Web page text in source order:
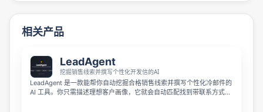
相关产品
LeadAgent
挖掘销售线索并撰写个性化开发信的AI
LeadAgent 是一款能帮你自动挖掘合格销售线索并撰写个性化冷邮件的
AI 工具。你只需描述理想客户画像，它就会自动匹配找到带联系方式的